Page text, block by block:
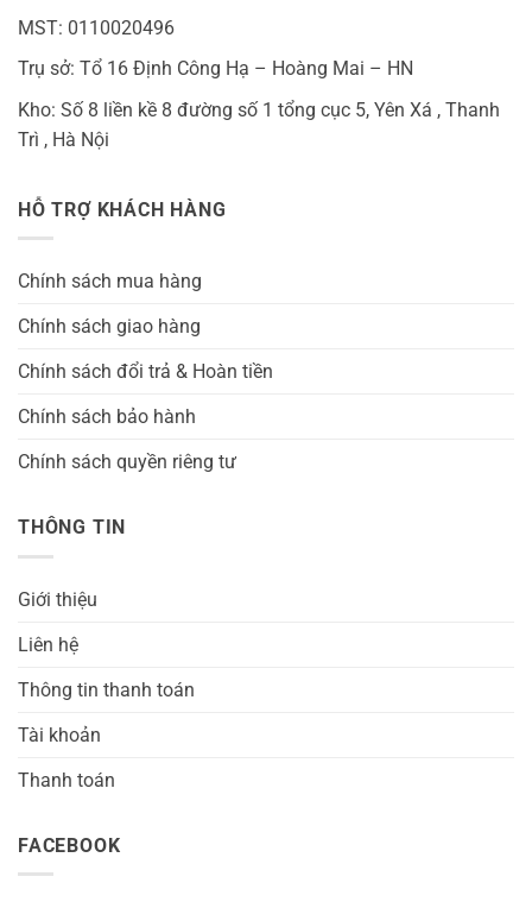
MST: 0110020496
Trụ sở: Tổ 16 Định Công Hạ – Hoàng Mai – HN
Kho: Số 8 liền kề 8 đường số 1 tổng cục 5, Yên Xá , Thanh
Trì , Hà Nội
HỖ TRỢ KHÁCH HÀNG
Chính sách mua hàng
Chính sách giao hàng
Chính sách đổi trả & Hoàn tiền
Chính sách bảo hành
Chính sách quyền riêng tư
THÔNG TIN
Giới thiệu
Liên hệ
Thông tin thanh toán
Tài khoản
Thanh toán
FACEBOOK